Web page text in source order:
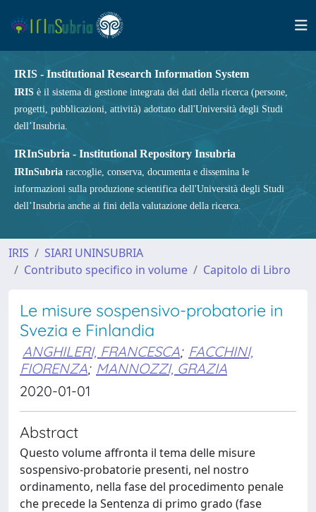
IRIS - Institutional Research Information System
IRIS è il sistema di gestione integrata dei dati della ricerca (persone,
progetti, pubblicazioni, attività) adottato dall'Università degli Studi
dell’Insubria.
IRInSubria - Institutional Repository Insubria
IRInSubria raccoglie, conserva, documenta e dissemina le
informazioni sulla produzione scientifica dell'Università degli Studi
dell’Insubria anche ai fini della valutazione della ricerca.
IRIS
SIARI UNINSUBRIA
Contributo specifico in volume
Capitolo di Libro
Le misure sospensivo-probatorie in
Svezia e Finlandia
ANGHILERI, FRANCESCA; FACCHINI,
FIORENZA; MANNOZZI, GRAZIA
2020-01-01
Abstract
Questo volume affronta il tema delle misure
sospensivo-probatorie presenti, nel nostro
ordinamento, nella fase del procedimento penale
che precede la Sentenza di primo grado (fase